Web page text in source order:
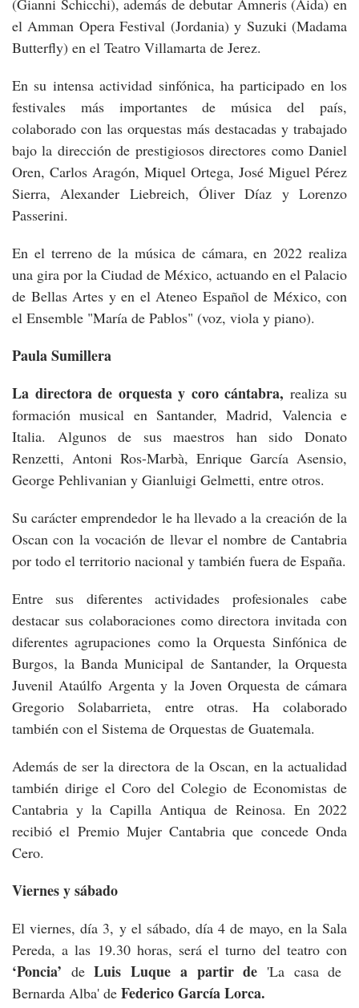
(Gianni Schicchi), además de debutar Amneris (Aida) en
el Amman Opera Festival (Jordania) y Suzuki (Madama
Butterfly) en el Teatro Villamarta de Jerez.
En su intensa actividad sinfónica, ha participado en los
festivales más importantes de música del país,
colaborado con las orquestas más destacadas y trabajado
bajo la dirección de prestigiosos directores como Daniel
Oren, Carlos Aragón, Miquel Ortega, José Miguel Pérez
Sierra, Alexander Liebreich, Óliver Díaz y Lorenzo
Passerini.
En el terreno de la música de cámara, en 2022 realiza
una gira por la Ciudad de México, actuando en el Palacio
de Bellas Artes y en el Ateneo Español de México, con
el Ensemble "María de Pablos" (voz, viola y piano).
Paula Sumillera
La directora de orquesta y coro cántabra, realiza su
formación musical en Santander, Madrid, Valencia e
Italia. Algunos de sus maestros han sido Donato
Renzetti, Antoni Ros-Marbà, Enrique García Asensio,
George Pehlivanian y Gianluigi Gelmetti, entre otros.
Su carácter emprendedor le ha llevado a la creación de la
Oscan con la vocación de llevar el nombre de Cantabria
por todo el territorio nacional y también fuera de España.
Entre sus diferentes actividades profesionales cabe
destacar sus colaboraciones como directora invitada con
diferentes agrupaciones como la Orquesta Sinfónica de
Burgos, la Banda Municipal de Santander, la Orquesta
Juvenil Ataúlfo Argenta y la Joven Orquesta de cámara
Gregorio Solabarrieta, entre otras. Ha colaborado
también con el Sistema de Orquestas de Guatemala.
Además de ser la directora de la Oscan, en la actualidad
también dirige el Coro del Colegio de Economistas de
Cantabria y la Capilla Antiqua de Reinosa. En 2022
recibió el Premio Mujer Cantabria que concede Onda
Cero.
Viernes y sábado
El viernes, día 3, y el sábado, día 4 de mayo, en la Sala
Pereda, a las 19.30 horas, será el turno del teatro con
‘Poncia’ deLuis Luque a partir de 'La casa de
Bernarda Alba' de Federico García Lorca.